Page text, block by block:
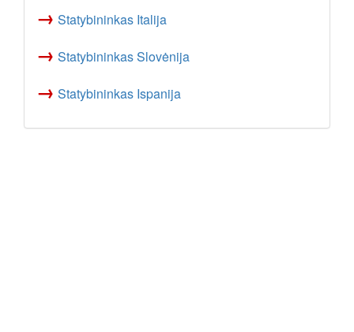
→ Statybininkas Italija
→ Statybininkas Slovėnija
→ Statybininkas Ispanija